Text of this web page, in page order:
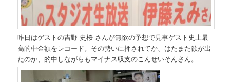
昨日はゲストの吉野 史桜 さんが無欲の予想で見事ゲスト史上最
高的中金額をレコード。その勢いに押されてか、はたまた欲が出
たのか、的中しながらもマイナス収支のこんせいそんさん。